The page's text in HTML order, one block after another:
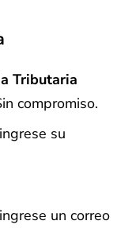
Tributaria
compromiso.
su
un correo